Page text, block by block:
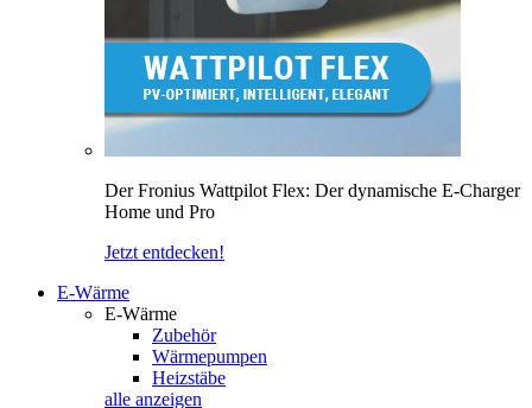
Der Fronius Wattpilot Flex: Der dynamische E-Charger
Home und Pro
Jetzt entdecken!
E-Wärme
E-Wärme
Zubehör
Wärmepumpen
Heizstäbe
alle anzeigen